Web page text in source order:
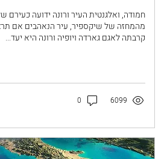
חמודה, ואלגנטית העיר ורונה ידועה כעירם
מהמחזה של שיקספיר, עיר הנאהבים אם
קרבתה לאגם גארדה ויופיה ורונה היא יעד...
6099
0